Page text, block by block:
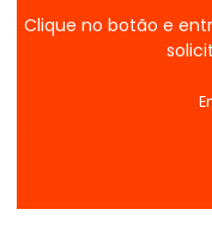
Clique no botão e